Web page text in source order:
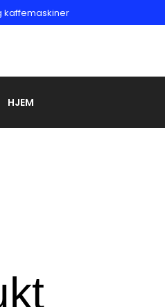
kaffemaskiner
HJEM